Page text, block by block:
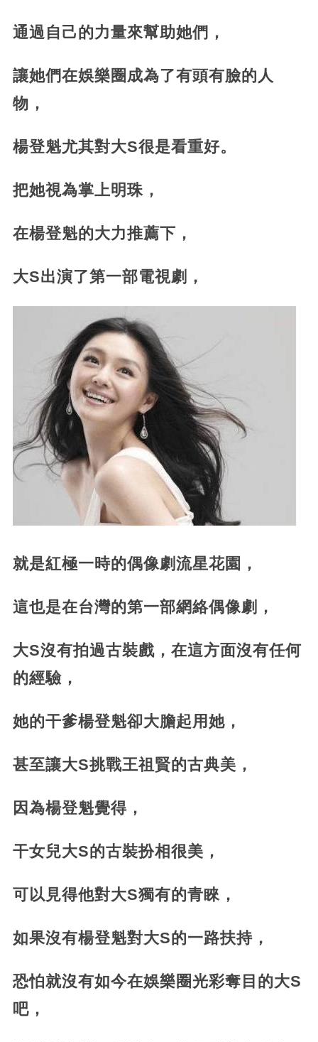
通過自己的力量來幫助她們，
讓她們在娛樂圈成為了有頭有臉的人
物，
楊登魁尤其對大S很是看重好。
把她視為掌上明珠，
在楊登魁的大力推薦下，
大S出演了第一部電視劇，
就是紅極一時的偶像劇流星花園，
這也是在台灣的第一部網絡偶像劇，
大S沒有拍過古裝戲，在這方面沒有任何
的經驗，
她的干爹楊登魁卻大膽起用她，
甚至讓大S挑戰王祖賢的古典美，
因為楊登魁覺得，
干女兒大S的古裝扮相很美，
可以見得他對大S獨有的青睞，
如果沒有楊登魁對大S的一路扶持，
恐怕就沒有如今在娛樂圈光彩奪目的大S
吧，